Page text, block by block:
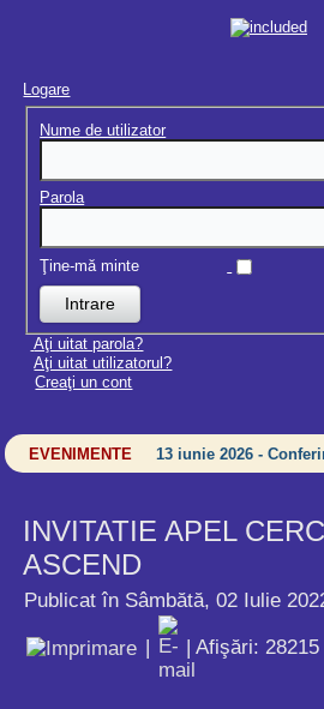
Logare
Nume de utilizator
Parola
Ţine-mă minte
Aţi uitat parola?
Aţi uitat utilizatorul?
Creaţi un cont
EVENIMENTE 13 iunie 2026 -
INVITATIE APEL
ASCEND
Publicat în Sâmbătă, 02 Iulie
| Afişări: 28215